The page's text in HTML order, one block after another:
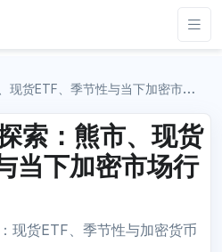
、季节性与当下加密市场行情的神奇元素
索：熊市、现货
当下加密市场行
现货ETF、季节性与加密货币